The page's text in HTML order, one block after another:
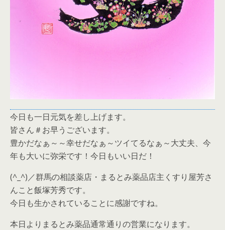
今日も一日元気を差し上げます。
皆さん＃お早うございます。
豊かだなぁ～～幸せだなぁ～ツイてるなぁ～大丈夫、今
年も大いに弥栄です！今日もいい日だ！
(^_^)／群馬の相談薬店・まるとみ薬品店主くすり屋芳さ
んこと飯塚芳秀です。
今日も生かされていることに感謝ですね。
本日よりまるとみ薬品通常通りの営業になります。